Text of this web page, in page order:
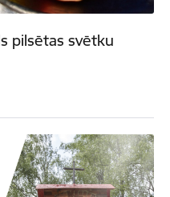
pilsētas svētku